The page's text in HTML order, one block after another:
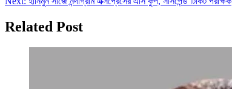
navigation
Related Post